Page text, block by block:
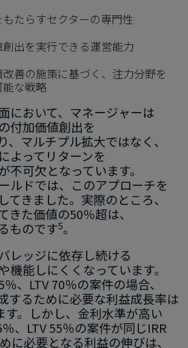
たらすセクターの​専門性
出を​実行できる​運営能力
善の​施策に​基づく、​注力分野を​
な​戦略
に​おいて、​マネージ​ャーは​
付加価値創出を​
、​マルチプル拡大ではなく、​
よって​リターンを​
不可欠と​なっています。​
ルドでは、​この​アプローチを​
てきました。​実際の​ところ、​
きた​価値の​50％超は、​
ものです5。
レッジに​依存し続ける​
機能しにくくなっています。​
、​LTV 70％の​案件の​場合、​
する​ために​必要な​利益成長率は​
す。​しかし、​金利水準が​高い​
、​LTV 55％の​案件が​同じ​IRR
に​必要と​なる​利益の​伸びは、​